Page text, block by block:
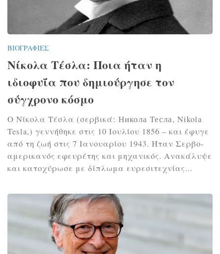
ΒΙΟΓΡΑΦΊΕΣ
Νίκολα Τέσλα: Ποια ήταν η
ιδιοφυΐα που δημιούργησε τον
σύγχρονο κόσμο
Ο Νίκολα Τέσλα (σερβι­κά: Никола Тесла, Nikola
Tesla,) γεννήθηκε στις 10 Ιουλίου 1856 – και έφυγε
από τη ζωή στις 7 Ιανουαρίου 1943. Ήταν Σερβο-
αμερικανός εφευρέτης και μηχανικός. Ανακάλυψε
και κατοχύρωσε με δίπλωμα ευρεσιτεχνίας...